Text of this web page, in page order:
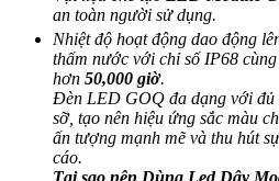
an toàn người sử dụng.
Nhiệt độ hoạt động dao động
thấm nước với chỉ số IP68
hơn 50,000 giờ.
Đèn LED GOQ đa dạng với đủ
sỡ, tạo nên hiệu ứng sắc màu
ấn tượng mạnh mẽ và thu hút
cáo.